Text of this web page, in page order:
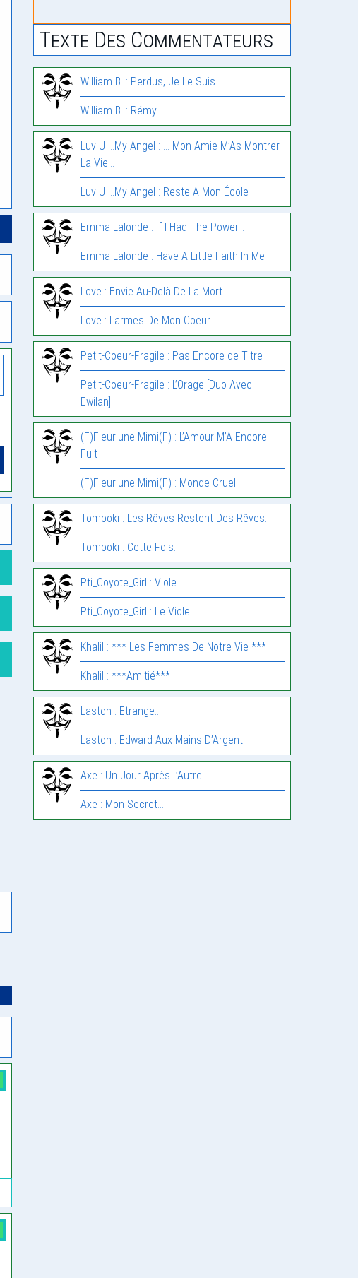
Texte Des Commentateurs
William B. : Perdus, Je Le Suis
William B. : Rémy
Luv U ...My Angel : … Mon Amie M’As Montrer
La Vie…
Luv U ...My Angel : Reste A Mon École
Emma Lalonde : If I Had The Power…
Emma Lalonde : Have A Little Faith In Me
Love : Envie Au-Delà De La Mort
Love : Larmes De Mon Coeur
Petit-Coeur-Fragile : Pas Encore de Titre
Petit-Coeur-Fragile : L’Orage [Duo Avec
Ewilan]
(F)Fleurlune Mimi(F) : L’Amour M’A Encore
Fuit
(F)Fleurlune Mimi(F) : Monde Cruel
Tomooki : Les Rêves Restent Des Rêves…
Tomooki : Cette Fois…
Pti_Coyote_Girl : Viole
Pti_Coyote_Girl : Le Viole
Khalil : *** Les Femmes De Notre Vie ***
Khalil : ***Amitié***
Laston : Etrange…
Laston : Edward Aux Mains D’Argent.
Axe : Un Jour Après L’Autre
Axe : Mon Secret…